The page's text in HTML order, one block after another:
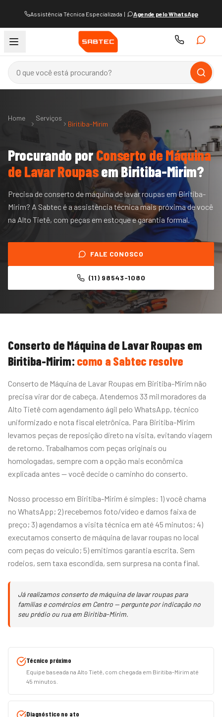
Assistência Técnica Especializada | Agende pelo WhatsApp
Home Serviços
Biritiba-Mirim
Procurando porConserto de Máquina
de Lavar RoupasemBiritiba-Mirim?
Precisa de conserto de máquina de lavar roupas em Biritiba-
Mirim? A Sabtec é a assistência técnica mais próxima de você
na Alto Tietê, com peças em estoque e garantia formal.
FALE CONOSCO
(11) 98543-1080
Conserto de Máquina de Lavar Roupas em
Biritiba-Mirim: como a Sabtec resolve
Conserto de Máquina de Lavar Roupas em Biritiba-Mirim não
precisa virar dor de cabeça. Atendemos 33 mil moradores da
Alto Tietê com agendamento ágil pelo WhatsApp, técnico
uniformizado e nota fiscal eletrônica. Para Biritiba-Mirim
levamos peças de reposição direto na visita, evitando viagem
de retorno. Trabalhamos com peças originais ou
homologadas, sempre com a opção mais econômica
explicada antes — você decide o caminho do conserto.
Nosso processo em Biritiba-Mirim é simples: 1) você chama
no WhatsApp; 2) recebemos foto/vídeo e damos faixa de
preço; 3) agendamos a visita técnica em até 45 minutos; 4)
executamos conserto de máquina de lavar roupas no local
com peças do veículo; 5) emitimos garantia escrita. Sem
rodeios, sem taxa escondida, sem surpresa na conta final.
Já realizamos conserto de máquina de lavar roupas para
famílias e comércios em Centro — pergunte por indicação no
seu prédio ou rua em Biritiba-Mirim.
Técnico próximo
Equipe baseada na Alto Tietê, com chegada em Biritiba-Mirim até
45 minutos.
Diagnóstico no ato